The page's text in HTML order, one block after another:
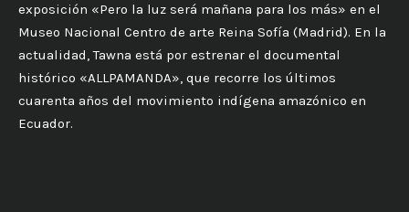
exposición «Pero la luz será mañana para los más» en el
Museo Nacional Centro de arte Reina Sofía (Madrid). En la
actualidad, Tawna está por estrenar el documental
histórico «ALLPAMANDA», que recorre los últimos
cuarenta años del movimiento indígena amazónico en
Ecuador.